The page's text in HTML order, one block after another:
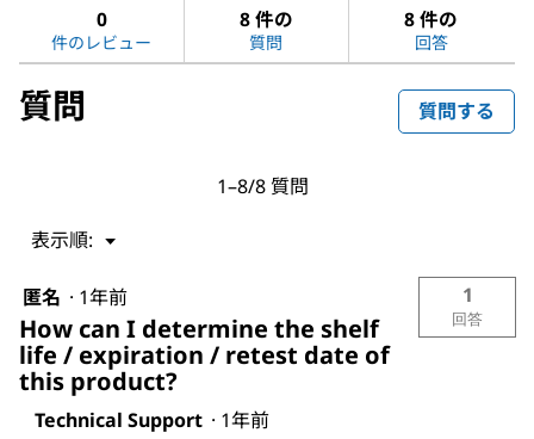
Acetone
索
す
す
0
件のレビュー
8 件の
質問
8 件の
回答
質問 質問する
1–8/8 質問
表示順: ▼
メ
ュ
ー
匿名 · 1年前
How can I determine the shelf
life / expiration / retest date of
this product?
1
回答
Technical Support · 1年前